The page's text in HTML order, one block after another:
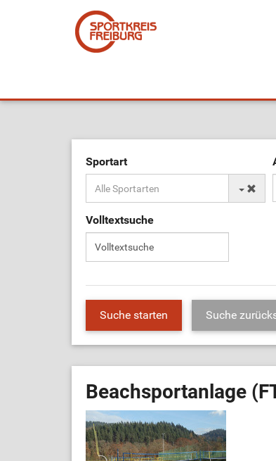
Sportart
Volltextsuche
Beachsportanlage